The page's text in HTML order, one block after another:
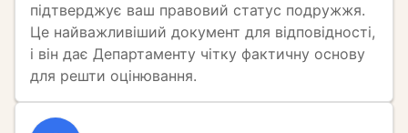
підтверджує ваш правовий статус подружжя.
Це найважливіший документ для відповідності,
і він дає Департаменту чітку фактичну основу
для решти оцінювання.